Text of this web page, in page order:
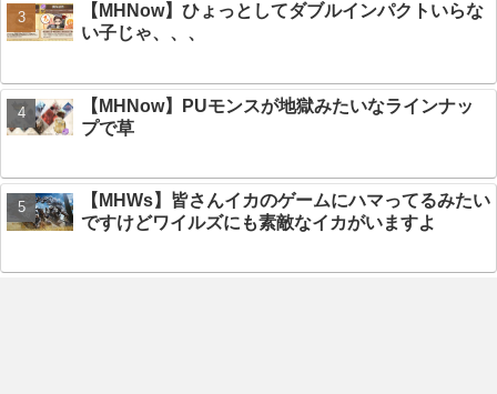
【MHNow】ひょっとしてダブルインパクトいらな
い子じゃ、、、
【MHNow】PUモンスが地獄みたいなラインナッ
プで草
【MHWs】皆さんイカのゲームにハマってるみたい
ですけどワイルズにも素敵なイカがいますよ